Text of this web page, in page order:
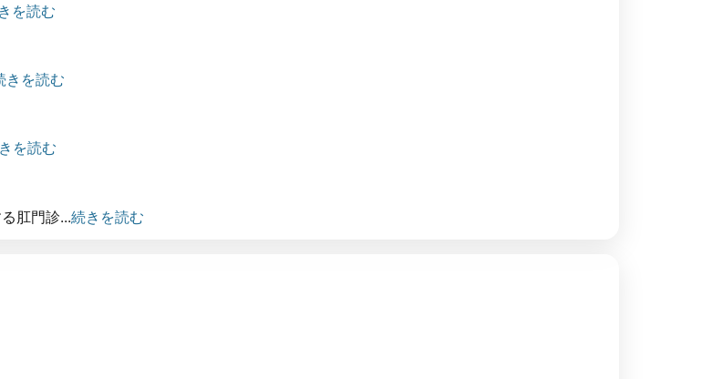
を読む
きを読む
を読む
肛門診...続きを読む